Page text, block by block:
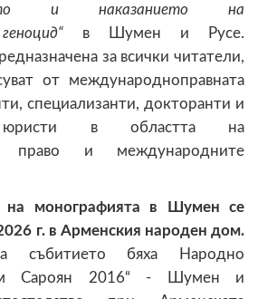
и наказанието на
в Шумен и Русе.
за всички читатели,
от международноправната
специализанти, докторанти и
юристи в областта на
право и международните
на монографията в Шумен се
г. в Арменския народен дом.
събитието бяха Народно
Сароян 2016“ - Шумен и